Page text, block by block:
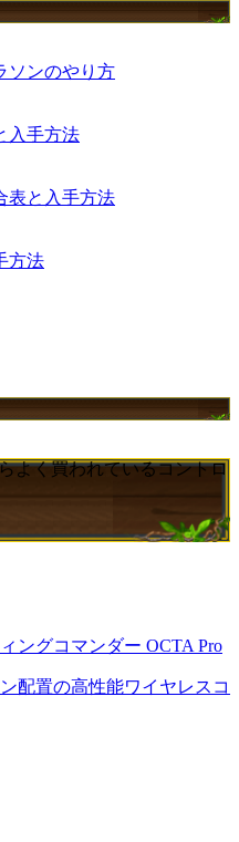
ソンのやり方
入手方法
表と入手方法
方法
よく買われているコントロ
ングコマンダー OCTA Pro
配置の高性能ワイヤレスコ